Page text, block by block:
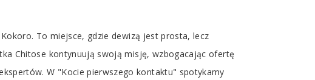
To miejsce, gdzie dewizą jest prosta, lecz
Chitose kontynuują swoją misję, wzbogacając ofertę
W "Kocie pierwszego kontaktu" spotykamy